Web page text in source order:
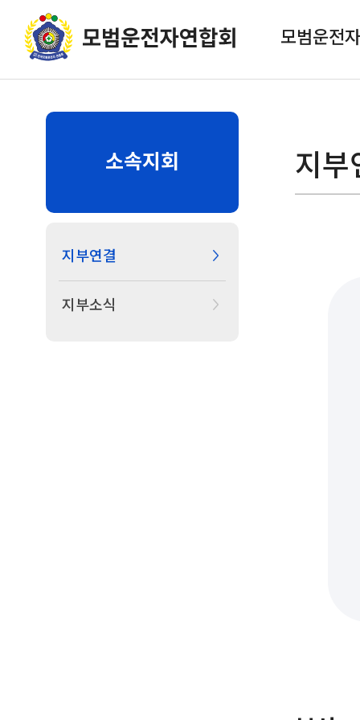
모범운전
소속지회
지부연결
지부소식
지부